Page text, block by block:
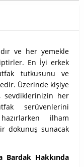
ve her yemekle
En İyi erkek
tutkusunu ve
Üzerinde kişiye
sevdiklerinizin her
serüvenlerini
ilham
dokunuş sunacak
Bardak Hakkında